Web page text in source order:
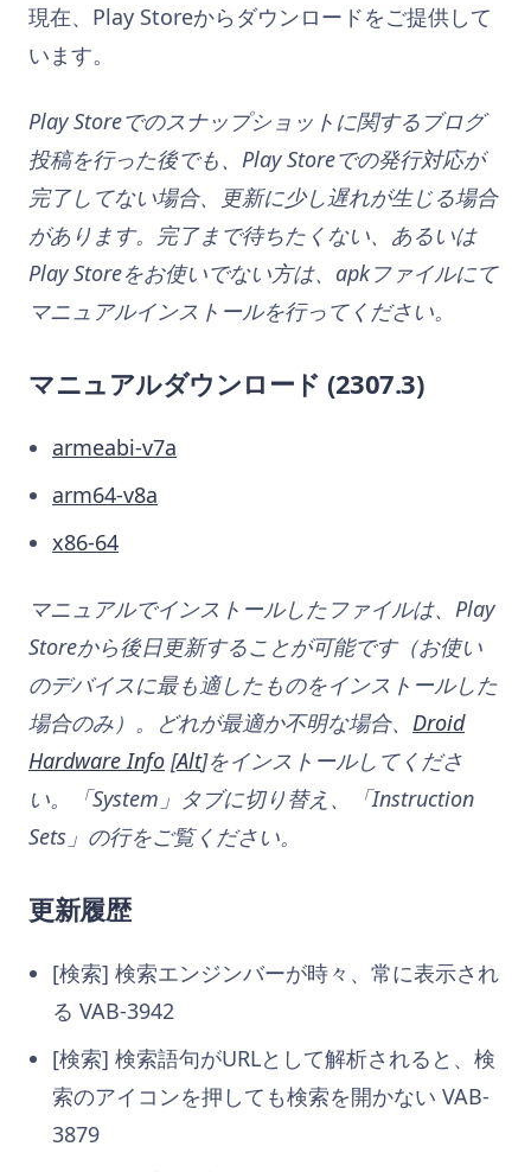
現在、Play Storeからダウンロードをご提供して
います。
Play Storeでのスナップショットに関するブログ
投稿を行った後でも、Play Storeでの発行対応が
完了してない場合、更新に少し遅れが生じる場合
があります。完了まで待ちたくない、あるいは
Play Storeをお使いでない方は、apkファイルにて
マニュアルインストールを行ってください。
マニュアルダウンロード (2307.3)
armeabi-v7a
arm64-v8a
x86-64
マニュアルでインストールしたファイルは、Play
Storeから後日更新することが可能です（お使い
のデバイスに最も適したものをインストールした
場合のみ）。どれが最適か不明な場合、 Droid
Hardware Info [Alt]をインストールしてくださ
い。「System」タブに切り替え、「Instruction
Sets」の行をご覧ください。
更新履歴
[検索] 検索エンジンバーが時々、常に表示され
る VAB-3942
[検索] 検索語句がURLとして解析されると、検
索のアイコンを押しても検索を開かない VAB-
3879